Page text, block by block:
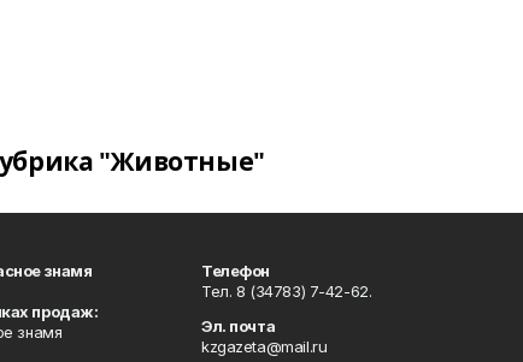
"Животные"
знамя
продаж:
знамя
Телефон
Тел. 8 (34783) 7-42-62.
Эл. почта
kzgazeta@mail.ru